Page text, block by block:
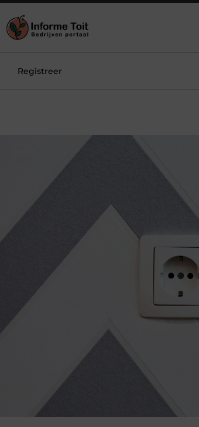
Registreer